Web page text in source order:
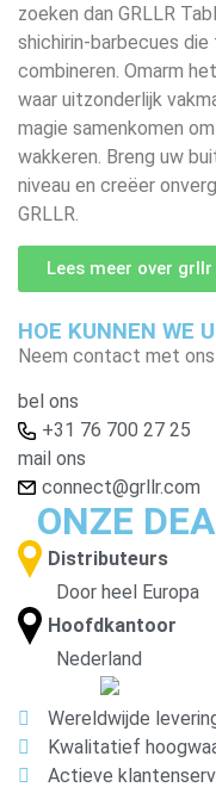
zoeken dan GRLLR
shichirin-barbecues
combineren. Omarm
waar uitzonderlijk
magie samenkomen
wakkeren. Breng uw
niveau en creëer
GRLLR.
Lees meer over grllr
HOE KUNNEN WE
Neem contact met
bel ons
+31 76 700 27 25
mail ons
connect@grllr.com
ONZE
Distributeurs
Door heel Europa
Hoofdkantoor
Nederland
Wereldwijde
Kwalitatief
Actieve